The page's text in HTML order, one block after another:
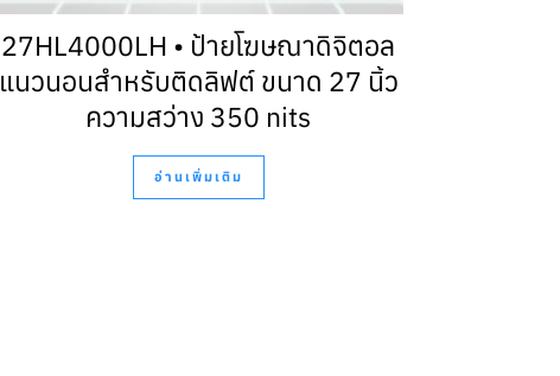
27HL4000LH • ป้ายโฆษณาดิจิตอล
แนวนอนสำหรับติดลิฟต์ ขนาด 27 นิ้ว
ความสว่าง 350 nits
อ่านเพิ่มเติม